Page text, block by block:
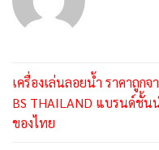
เครื่องเล่นลอยน้ำ ราคาถูกจ
BS THAILAND แบรนด์ชั้น
ของไทย